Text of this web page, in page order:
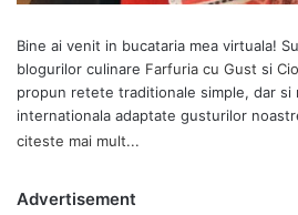
Bine ai venit in bucataria mea virtuala!
blogurilor culinare Farfuria cu Gust si
propun retete traditionale simple, dar si
internationala adaptate gusturilor
citeste mai mult...
Advertisement